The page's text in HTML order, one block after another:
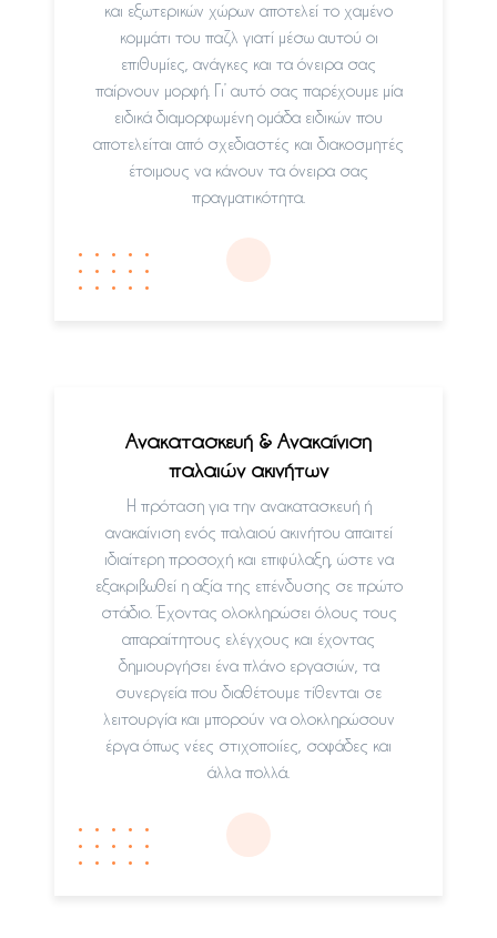
και εξωτερικών χώρων αποτελεί το χαμένο
κομμάτι του παζλ γιατί μέσω αυτού οι
επιθυμίες, ανάγκες και τα όνειρα σας
παίρνουν μορφή. Γι’ αυτό σας παρέχουμε μία
ειδικά διαμορφωμένη ομάδα ειδικών που
αποτελείται από σχεδιαστές και διακοσμητές
έτοιμους να κάνουν τα όνειρα σας
πραγματικότητα.
Ανακατασκευή & Ανακαίνιση
παλαιών ακινήτων
Η πρόταση για την ανακατασκευή ή
ανακαίνιση ενός παλαιού ακινήτου απαιτεί
ιδιαίτερη προσοχή και επιφύλαξη, ώστε να
εξακριβωθεί η αξία της επένδυσης σε πρώτο
στάδιο. Έχοντας ολοκληρώσει όλους τους
απαραίτητους ελέγχους και έχοντας
δημιουργήσει ένα πλάνο εργασιών, τα
συνεργεία που διαθέτουμε τίθενται σε
λειτουργία και μπορούν να ολοκληρώσουν
έργα όπως νέες στιχοποιίες, σοφάδες και
άλλα πολλά.